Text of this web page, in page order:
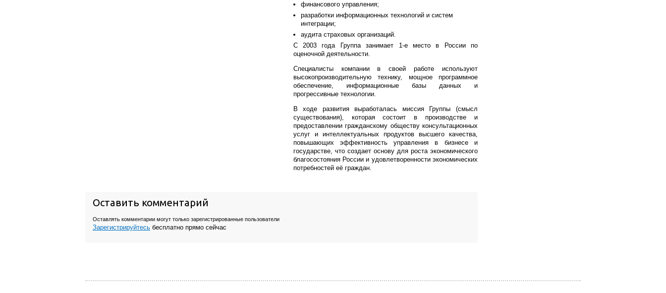
финансового управления;
разработки информационных технологий и систем
интеграции;
аудита страховых организаций.
С 2003 года Группа занимает 1-е место в России по
оценочной деятельности.
Специалисты компании в своей работе используют
высокопроизводительную технику, мощное программное
обеспечение, информационные базы данных и
прогрессивные технологии.
В ходе развития выработалась миссия Группы (смысл
существования), которая состоит в производстве и
предоставлении гражданскому обществу консультационных
услуг и интеллектуальных продуктов высшего качества,
повышающих эффективность управления в бизнесе и
государстве, что создает основу для роста экономического
благосостояния России и удовлетворенности экономических
потребностей её граждан.
Оставить комментарий
Оставлять комментарии могут только зарегистрированные пользователи
Зарегистрируйтесь бесплатно прямо сейчас